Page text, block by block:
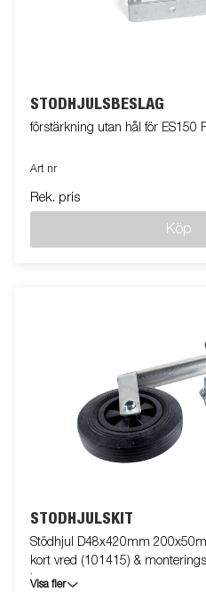
STÖDHJULSBESLAG
förstärkning utan hål för ES150
Art nr
Rek. pris
Köp
STÖDHJULSKIT
Stödhjul D48x420mm
kort vred (101415) &
kg.
Visa fler